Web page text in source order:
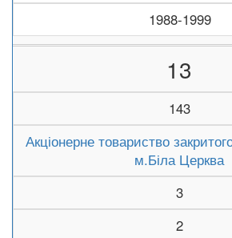
1988-1999
13
143
Акціонерне товариство
м.Біла Церква
3
2